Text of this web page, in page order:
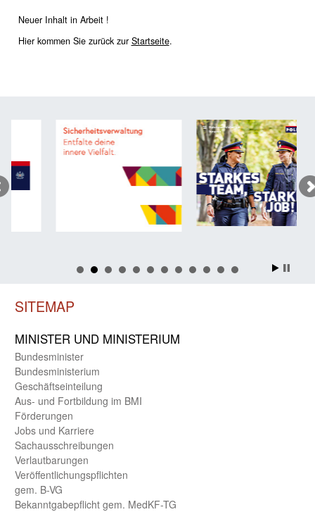
Neuer Inhalt in Arbeit !
Hier kommen Sie zurück zur Startseite.
SITEMAP
MINISTER UND MINIST­ERIUM
Bundes­minister
Bundes­ministerium
Geschäfts­einteilung
Aus- und Fortbildung im BMI
Förderungen
Jobs und Karriere
Sachaus­schreibungen
Verlautbarungen
Veröffentlichungspflichten
gem. B-VG
Bekanntgabepflicht gem. MedKF-TG